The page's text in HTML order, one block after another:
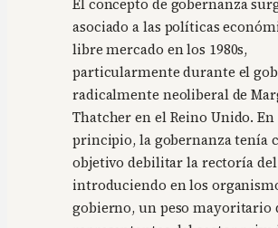
El concepto de gobernanza
asociado a las políticas
libre mercado en los 1980s,
particularmente durante el
radicalmente neoliberal de
Thatcher en el Reino Unido. En
principio, la gobernanza tenía
objetivo debilitar la rectoría del
introduciendo en los
gobierno, un peso mayoritario